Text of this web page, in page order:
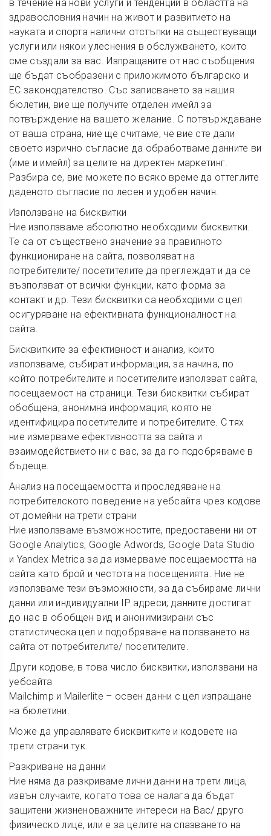
в течение на нови услуги и тенденции в областта на
здравословния начин на живот и развитието на
науката и спорта налични отстъпки на съществуващи
услуги или някои улеснения в обслужването, които
сме създали за вас. Изпращаните от нас съобщения
ще бъдат съобразени с приложимото българско и
ЕС законодателство. Със записването за нашия
бюлетин, вие ще получите отделен имейл за
потвърждение на вашето желание. С потвърждаване
от ваша страна, ние ще считаме, че вие сте дали
своето изрично съгласие да обработваме данните ви
(име и имейл) за целите на директен маркетинг.
Разбира се, вие можете по всяко време да оттеглите
даденото съгласие по лесен и удобен начин.
Използване на бисквитки
Ние използваме абсолютно необходими бисквитки.
Те са от съществено значение за правилното
функциониране на сайта, позволяват на
потребителите/ посетителите да преглеждат и да се
възползват от всички функции, като форма за
контакт и др. Тези бисквитки са необходими с цел
осигуряване на ефективната функционалност на
сайта.
Бисквитките за ефективност и анализ, които
използваме, събират информация, за начина, по
който потребителите и посетителите използват сайта,
посещаемост на страници. Тези бисквитки събират
обобщена, анонимна информация, която не
идентифицира посетителите и потребителите. С тях
ние измерваме ефективността за сайта и
взаимодействието ни с вас, за да го подобряваме в
бъдеще.
Анализ на посещаемостта и проследяване на
потребителското поведение на уебсайта чрез кодове
от домейни на трети страни
Ние използваме възможностите, предоставени ни от
Google Analytics, Google Adwords, Google Data Studio
и Yandex Metrica за да измерваме посещаемостта на
сайта като брой и честота на посещенията. Ние не
използваме тези възможности, за да събираме лични
данни или индивидуални IP адреси; данните достигат
до нас в обобщен вид и анонимизирани със
статистическа цел и подобряване на ползването на
сайта от потребителите/ посетителите.
Други кодове, в това число бисквитки, използвани на
уебсайта
Mailchimp и Mailerlite – освен данни с цел изпращане
на бюлетини.
Може да управлявате бисквитките и кодовете на
трети страни тук.
Разкриване на данни
Ние няма да разкриваме лични данни на трети лица,
извън случаите, когато това се налага да бъдат
защитени жизненоважните интереси на Вас/ друго
физическо лице, или е за целите на спазването на